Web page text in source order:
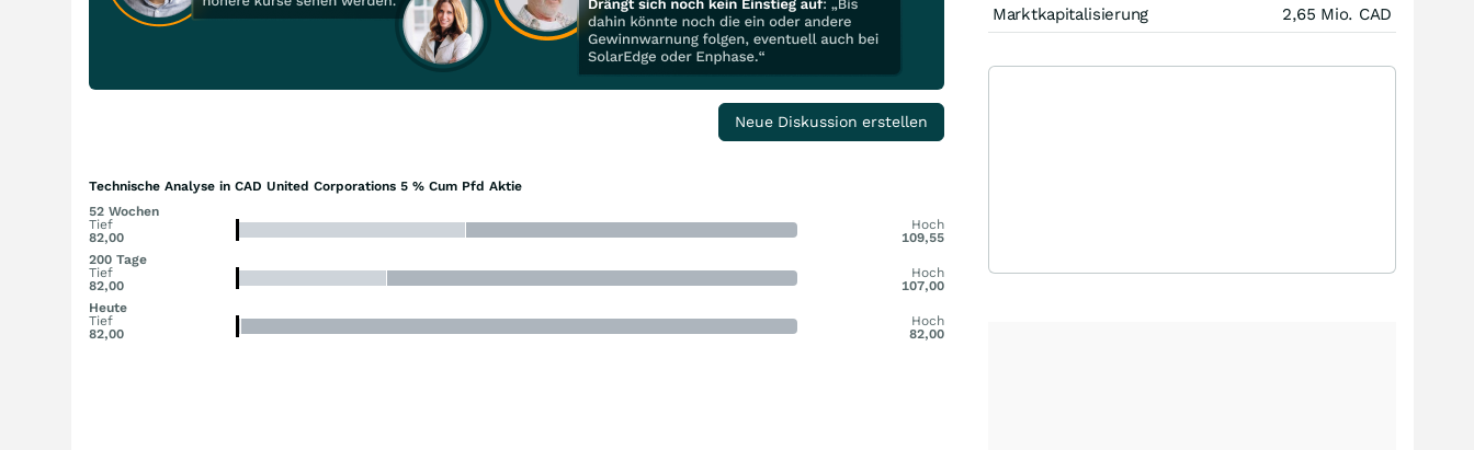
Neue Diskussion erstellen
Technische Analyse in CAD United Corporations 5 % Cum Pfd Aktie
52 Wochen
Tief
82,00
Hoch
109,55
200 Tage
Tief
82,00
Hoch
107,00
Heute
Tief
82,00
Hoch
82,00
Marktkapitalisierung
2,65 Mio. CAD